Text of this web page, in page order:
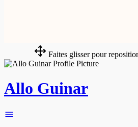
Faites glisser pour
Allo Guinar